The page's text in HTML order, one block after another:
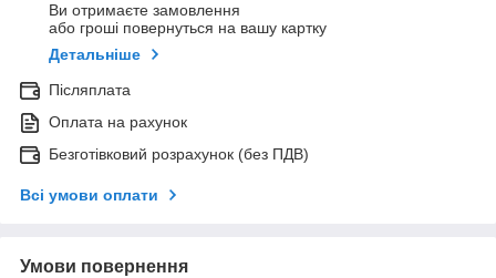
Ви отримаєте замовлення
або гроші повернуться на вашу картку
Детальніше
Післяплата
Оплата на рахунок
Безготівковий розрахунок (без ПДВ)
Всі умови оплати
Умови повернення